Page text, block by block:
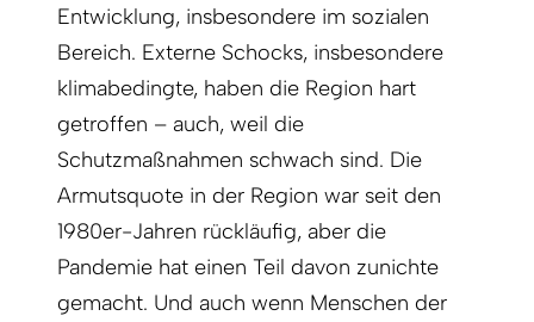
Entwicklung, insbesondere im sozialen
Bereich. Externe Schocks, insbesondere
klimabedingte, haben die Region hart
getroffen – auch, weil die
Schutzmaßnahmen schwach sind. Die
Armutsquote in der Region war seit den
1980er-Jahren rückläufig, aber die
Pandemie hat einen Teil davon zunichte
gemacht. Und auch wenn Menschen der